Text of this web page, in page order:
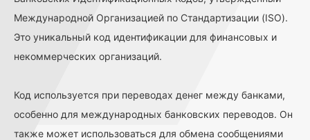
Международной Организацией по Стандартизации (ISO).
Это уникальный код идентификации для финансовых и
некоммерческих организаций.
Код используется при переводах денег между банками,
особенно для международных банковских переводов. Он
также может использоваться для обмена сообщениями